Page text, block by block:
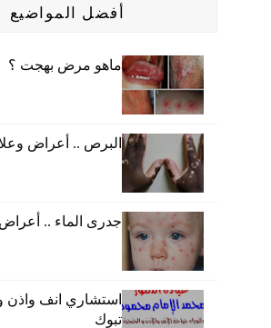
أفضل المواضيع
ماهو مرض بهجت ؟
البرص .. أعراض
جدرى الماء ..
استشاري انف واذن
تبوك